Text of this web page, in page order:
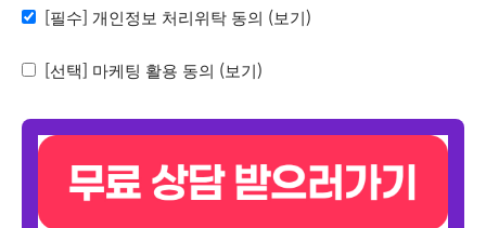
[필수] 개인정보 처리위탁 동의 (보기)
[선택] 마케팅 활용 동의 (보기)